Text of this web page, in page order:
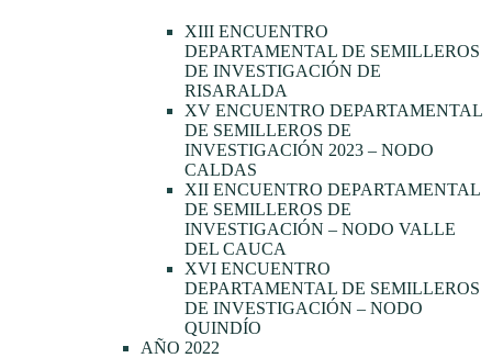
XIII ENCUENTRO
DEPARTAMENTAL DE SEMILLEROS
DE INVESTIGACIÓN DE
RISARALDA
XV ENCUENTRO DEPARTAMENTAL
DE SEMILLEROS DE
INVESTIGACIÓN 2023 – NODO
CALDAS
XII ENCUENTRO DEPARTAMENTAL
DE SEMILLEROS DE
INVESTIGACIÓN – NODO VALLE
DEL CAUCA
XVI ENCUENTRO
DEPARTAMENTAL DE SEMILLEROS
DE INVESTIGACIÓN – NODO
QUINDÍO
AÑO 2022